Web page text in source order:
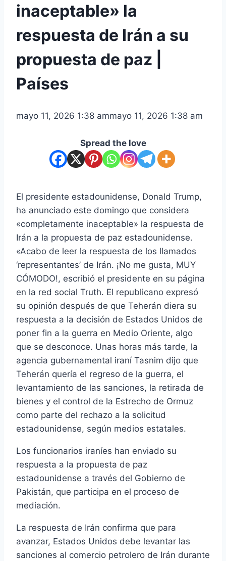
inaceptable» la
respuesta de Irán a su
propuesta de paz |
Países
mayo 11, 2026 1:38 ammayo 11, 2026 1:38 am
Spread the love
El presidente estadounidense, Donald Trump,
ha anunciado este domingo que considera
«completamente inaceptable» la respuesta de
Irán a la propuesta de paz estadounidense.
«Acabo de leer la respuesta de los llamados
‘representantes’ de Irán. ¡No me gusta, MUY
CÓMODO!, escribió el presidente en su página
en la red social Truth. El republicano expresó
su opinión después de que Teherán diera su
respuesta a la decisión de Estados Unidos de
poner fin a la guerra en Medio Oriente, algo
que se desconoce. Unas horas más tarde, la
agencia gubernamental iraní Tasnim dijo que
Teherán quería el regreso de la guerra, el
levantamiento de las sanciones, la retirada de
bienes y el control de la Estrecho de Ormuz
como parte del rechazo a la solicitud
estadounidense, según medios estatales.
Los funcionarios iraníes han enviado su
respuesta a la propuesta de paz
estadounidense a través del Gobierno de
Pakistán, que participa en el proceso de
mediación.
La respuesta de Irán confirma que para
avanzar, Estados Unidos debe levantar las
sanciones al comercio petrolero de Irán durante